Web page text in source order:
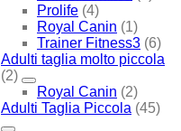
Prolife (4)
Royal Canin (1)
Trainer Fitness3 (6)
Adulti taglia molto piccola
(2)
Royal Canin (2)
Adulti Taglia Piccola (45)